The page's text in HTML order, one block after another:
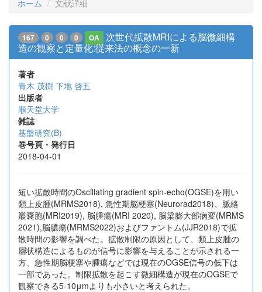
ホーム 文献詳細
167 0 0 0 OA
次世代拡散MRIによる脳微細構
造の観察と定量化:従来法の概念の一新
著者
青木 茂樹 下地 啓五
出版者
順天堂大学
雑誌
基盤研究(B)
巻号頁・発行日
2018-04-01
短い拡散時間のOscillating gradient spin-echo(OGSE)を用い
類上皮腫(MRMS2018), 急性期脳梗塞(Neurorad2018)、脈絡
叢嚢胞(MRI2019), 脳腫瘍(MRI 2020), 脳梁膨大部病変(MRMS
2021),脳膿瘍(MRMS2022)およびファントム(JJR2018)で拡
散時間の影響を調べた。拡散制限の原因として、類上皮腫の
層状構造によるものが信号に影響を与えることが示される一
方、急性期脳梗塞や腫瘍などでは現在のOGSE信号の低下は
一部であった。制限拡散を起こす微細構造が現在のOGSEで
観察できる5-10μmよりも小さいと考えられた。